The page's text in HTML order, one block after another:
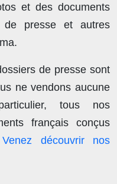
et des documents
de presse et autres
de presse sont
ne vendons aucune
tous nos
français conçus
Venez découvrir nos